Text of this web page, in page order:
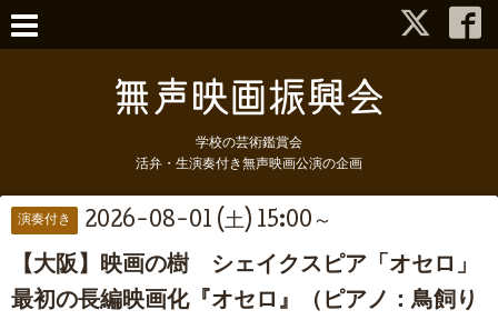
学校の芸術鑑賞会
活弁・生演奏付き無声映画公演の企画
演奏付き 2026-08-01 (土) 15:00～
【大阪】映画の樹 シェイクスピア「オセロ」
最初の長編映画化『オセロ』（ピアノ：鳥飼り